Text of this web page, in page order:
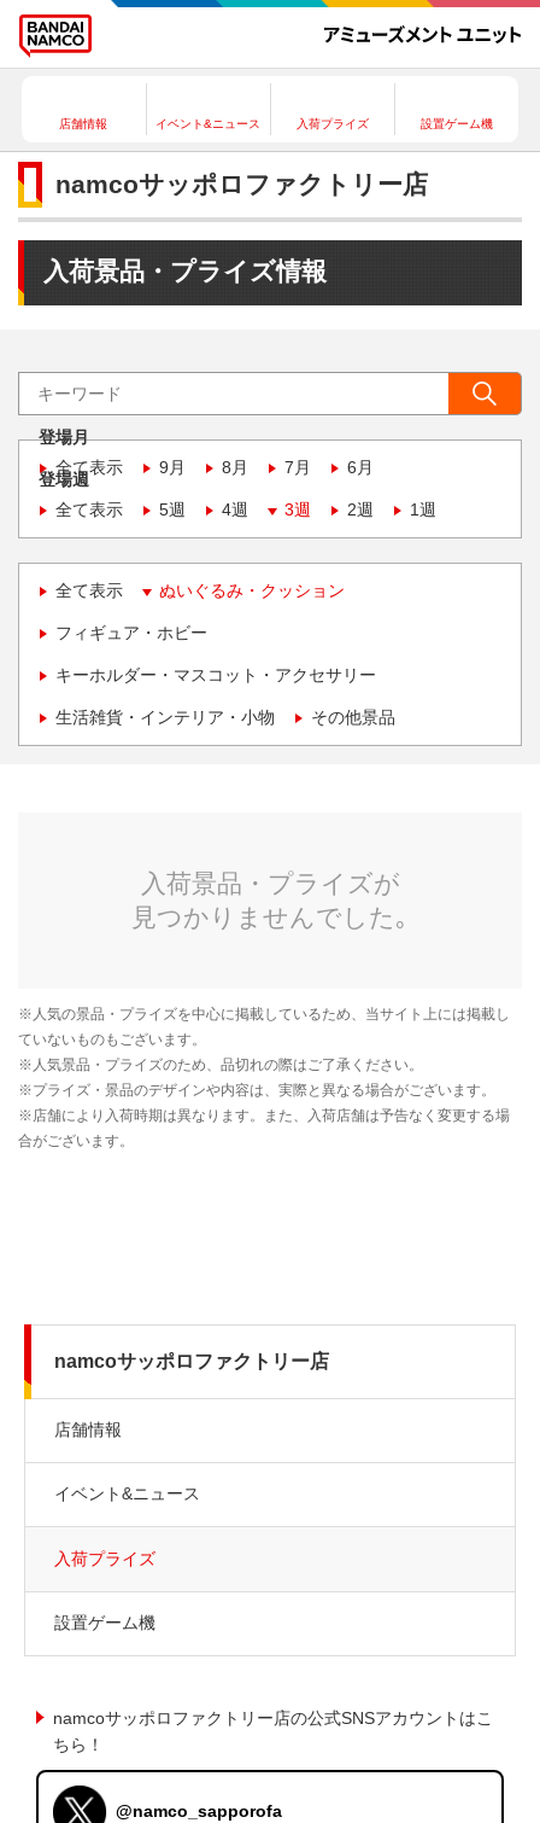
店舗情報 イベント&ニュース 入荷プライズ 設置ゲーム機
namcoサッポロファクトリー店
入荷景品・プライズ情報
登場月
全て表示
9月 8月 7月 6月
登場週
全て表示
5週 4週 3週 2週 1週
全て表示 ぬいぐるみ・クッション
フィギュア・ホビー
キーホルダー・マスコット・アクセサリー
生活雑貨・インテリア・小物 その他景品
namcoサッポロファクトリー店
店舗情報
イベント&ニュース
入荷プライズ
設置ゲーム機
namcoサッポロファクトリー店の公式SNSアカウントはこ
ちら！
@namco_sapporofa